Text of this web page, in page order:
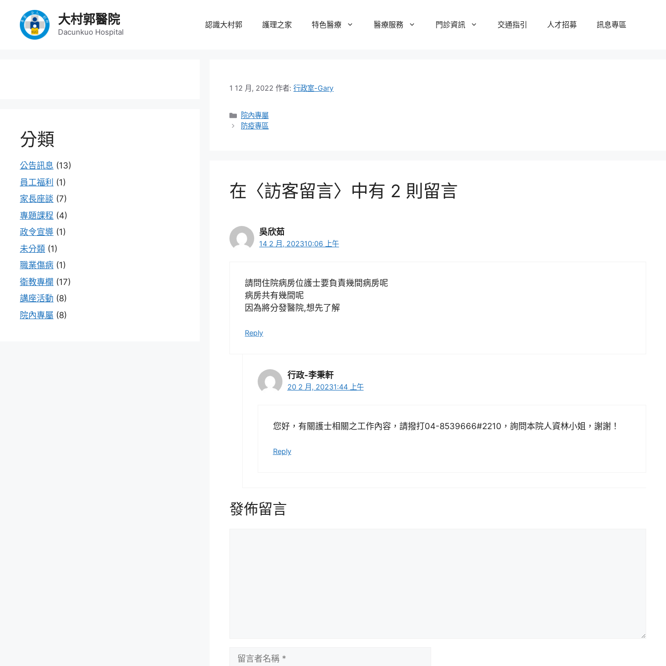
大村郭醫院
Dacunkuo Hospital
認識大村郭 護理之家 特色醫療 醫療服務 門診資訊 交通指引 人才招募 訊息專區
1 12 月, 2022 作者:行政室-Gary
院內專屬
防疫專區
在〈訪客留言〉中有 2 則留言
吳欣茹
14 2 月, 202310:06 上午
請問住院病房位護士要負責幾間病房呢
病房共有幾間呢
因為將分發醫院,想先了解
Reply
行政-李秉軒
20 2 月, 20231:44 上午
您好，有關護士相關之工作內容，請撥打04-8539666#2210，詢問本院人資林小姐，謝謝！
Reply
發佈留言
分類
公告訊息 (13)
員工福利 (1)
家長座談 (7)
專題課程 (4)
政令宣導 (1)
未分類 (1)
職業傷病 (1)
衛教專欄 (17)
講座活動 (8)
院內專屬 (8)